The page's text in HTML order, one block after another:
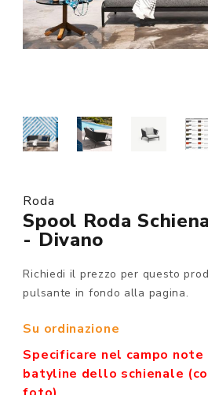
Roda
Spool Roda
- Divano
Richiedi il prezzo per questo
pulsante in fondo alla pagina.
Su ordinazione
Specificare nel campo
batyline dello schienale